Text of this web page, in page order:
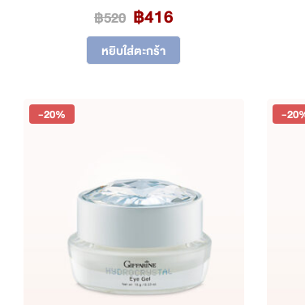
฿520 Original
price
was:
฿520.
฿416Current
price
฿416.
หยิบใส่ตะกร้า
-20% -